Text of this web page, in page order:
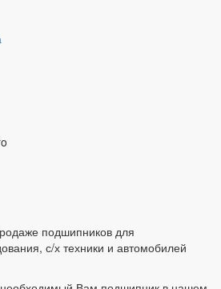
подшипников для
с/х техники и автомобилей